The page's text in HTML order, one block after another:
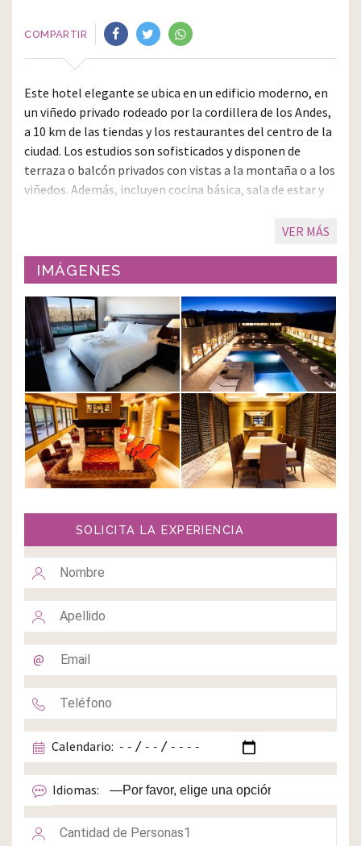
COMPARTIR
Este hotel elegante se ubica en un edificio moderno, en
un viñedo privado rodeado por la cordillera de los Andes,
a 10 km de las tiendas y los restaurantes del centro de la
ciudad. Los estudios son sofisticados y disponen de
terraza o balcón privados con vistas a la montaña o a los
viñedos. Además, incluyen cocina básica, sala de estar y
de hilos, Wi-Fi gratis, televisión de pantalla plana y caja
El hotel incluye instalaciones como un restaurante
sofisticado de cocina internacional y un bar que sirve
vinos del viñedo del hotel. También hay un gimnasio, un
patio con jardín y una piscina al aire libre, además de una
terraza con vistas a la montaña.
IMÁGENES
SOLICITA LA EXPERIENCIA
Calendario:
Idiomas: